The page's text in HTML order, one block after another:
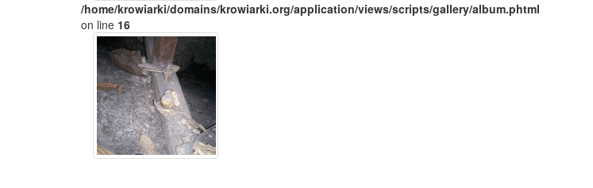
/home/krowiarki/domains/krowiarki.org/application/views/scripts/gallery/album.phtml
on line 16